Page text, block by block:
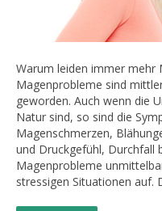
Warum leiden immer mehr
Magenprobleme sind
geworden. Auch wenn die
Natur sind, so sind die
Magenschmerzen,
und Druckgefühl, Durchfall
Magenprobleme
stressigen Situationen